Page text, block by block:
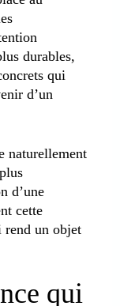
durables,
qui
d’un
naturellement
d’une
cette
rend un objet
qui